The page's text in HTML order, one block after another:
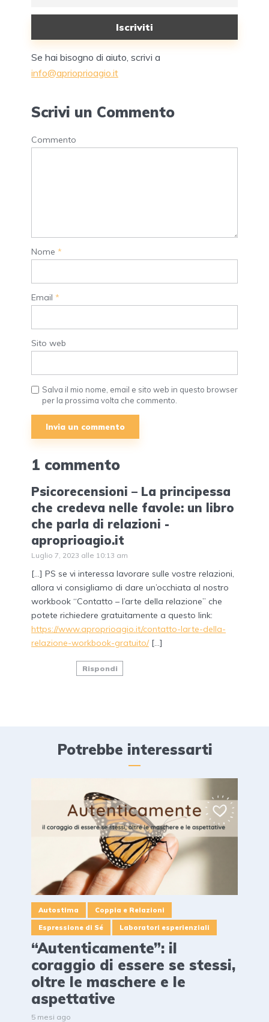
Se hai bisogno di aiuto, scrivi a
info@aprioprioagio.it
Scrivi un Commento
Commento
Nome *
Email *
Sito web
Salva il mio nome, email e sito web in questo browser
per la prossima volta che commento.
1 commento
Psicorecensioni – La principessa
che credeva nelle favole: un libro
che parla di relazioni -
aproprioagio.it
Luglio 7, 2023 alle 10:13 am
[…] PS se vi interessa lavorare sulle vostre relazioni,
allora vi consigliamo di dare un’occhiata al nostro
workbook “Contatto – l’arte della relazione” che
potete richiedere gratuitamente a questo link:
https://www.aproprioagio.it/contatto-larte-della-
relazione-workbook-gratuito/[…]
Rispondi
Potrebbe interessarti
Autostima Coppia e Relazioni
Espressione di Sé Laboratori esperienziali
“Autenticamente”: il
coraggio di essere se stessi,
oltre le maschere e le
aspettative
5 mesi ago